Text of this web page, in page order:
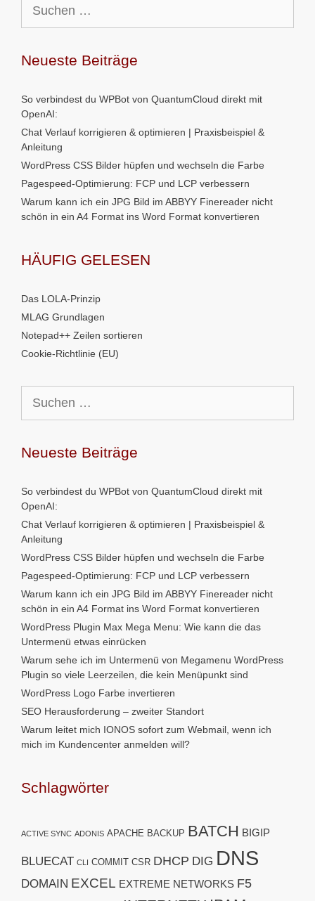
nach:
Neueste Beiträge
So verbindest du WPBot von QuantumCloud direkt mit
OpenAI:
Chat Verlauf korrigieren & optimieren | Praxisbeispiel &
Anleitung
WordPress CSS Bilder hüpfen und wechseln die Farbe
Pagespeed-Optimierung: FCP und LCP verbessern
Warum kann ich ein JPG Bild im ABBYY Finereader nicht
schön in ein A4 Format ins Word Format konvertieren
HÄUFIG GELESEN
Das LOLA-Prinzip
MLAG Grundlagen
Notepad++ Zeilen sortieren
Cookie-Richtlinie (EU)
nach:
Neueste Beiträge
So verbindest du WPBot von QuantumCloud direkt mit
OpenAI:
Chat Verlauf korrigieren & optimieren | Praxisbeispiel &
Anleitung
WordPress CSS Bilder hüpfen und wechseln die Farbe
Pagespeed-Optimierung: FCP und LCP verbessern
Warum kann ich ein JPG Bild im ABBYY Finereader nicht
schön in ein A4 Format ins Word Format konvertieren
WordPress Plugin Max Mega Menu: Wie kann die das
Untermenü etwas einrücken
Warum sehe ich im Untermenü von Megamenu WordPress
Plugin so viele Leerzeilen, die kein Menüpunkt sind
WordPress Logo Farbe invertieren
SEO Herausforderung – zweiter Standort
Warum leitet mich IONOS sofort zum Webmail, wenn ich
mich im Kundencenter anmelden will?
Schlagwörter
ACTIVE SYNC ADONIS APACHE BACKUP BATCH BIGIP
BLUECAT CLI COMMIT CSR DHCP DIG DNS
DOMAIN EXCEL EXTREME NETWORKS F5